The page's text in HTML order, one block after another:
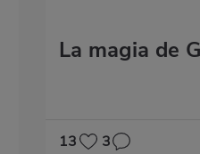
La magia de
13 3